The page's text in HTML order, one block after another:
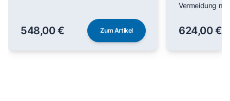
548,00 € Zum Artikel
Vermeidung
624,00 €